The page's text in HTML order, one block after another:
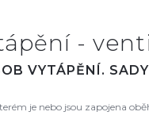
-
VYTÁPĚNÍ.
je nebo jsou zapojena